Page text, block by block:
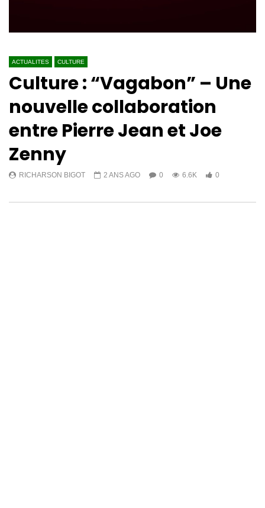
ACTUALITES CULTURE
Culture : “Vagabon” – Une
nouvelle collaboration
entre Pierre Jean et Joe
Zenny
RICHARSON BIGOT 2 ANS AGO 0 6.6K 0